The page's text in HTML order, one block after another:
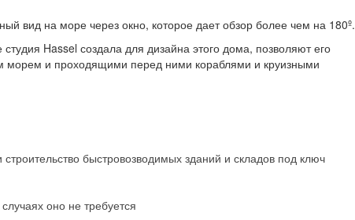
вид на море через окно, которое дает обзор более чем на 180º.
Hassel создала для дизайна этого дома, позволяют его
морем и проходящими перед ними кораблями и круизными
быстровозводимых зданий и складов под ключ
оно не требуется